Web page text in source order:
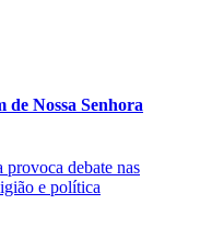
de Nossa Senhora